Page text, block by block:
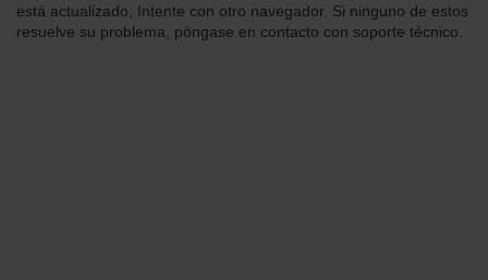
está actualizado, Intente con otro navegador. Si ninguno de estos
resuelve su problema, póngase en contacto con soporte técnico.